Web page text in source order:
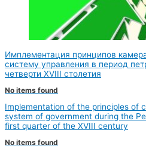
Имплементация принципов
систему управления в период
четверти XVIII столетия
No items found
Implementation of the principles of
system of government during the
first quarter of the XVIII century
No items found